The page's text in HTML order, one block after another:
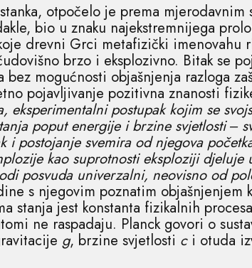
otpočelo je prema mjerodavnim
bio u znaku najekstremnijega
drevni Grci metafizički imenovahu
brzo i eksplozivno. Bitak se
bez mogućnosti objašnjenja razloga
pojavljivanje pozitivna znanosti
postupak kojim se
poput energije i brzine svjetlosti ‒
i postojanje svemira od njegova
kao suprotnosti eksploziji djeluje
posvuda univerzalni, neovisno od
s njegovim poznatim objašnjenjem
stanja jest konstanta fizikalnih
ne raspadaju. Planck govori o
g, brzine svjetlosti ci otuda